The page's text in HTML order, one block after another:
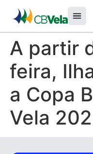
A partir
feira,
a Copa
Vela